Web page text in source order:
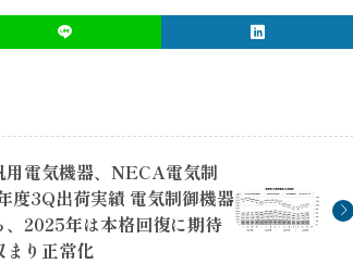
電気機器、NECA電気制
3Q出荷実績 電気制御機器
、2025年は本格回復に期待
り正常化